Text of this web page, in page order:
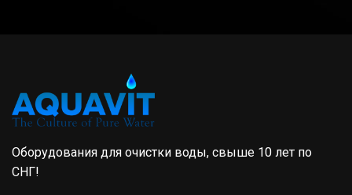
Оборудования для очистки воды, свыше 10 лет по
СНГ!